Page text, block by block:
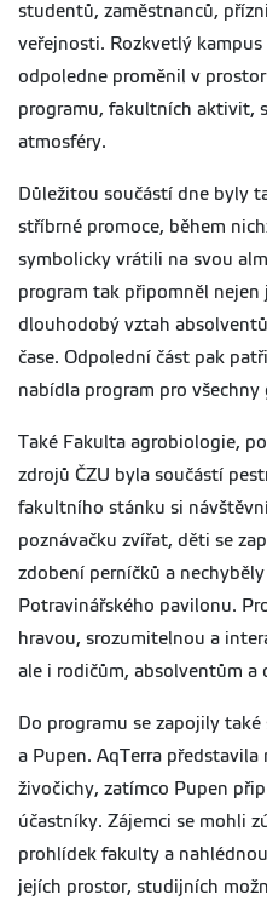
studentů, zaměstnanců,
veřejnosti. Rozkvetlý kampus
odpoledne proměnil v
programu, fakultních aktivit,
atmosféry.
Důležitou součástí dne byly
stříbrné promoce, během
symbolicky vrátili na svou
program tak připomněl
dlouhodobý vztah
čase. Odpolední část pak
nabídla program pro všechny
Také Fakulta agrobiologie,
zdrojů ČZU byla součástí
fakultního stánku si
poznávačku zvířat, děti se
zdobení perníčků a
Potravinářského pavilonu.
hravou, srozumitelnou a
ale i rodičům, absolventům a
Do programu se zapojily
a Pupen. AqTerra
živočichy, zatímco Pupen
účastníky. Zájemci se mohli
prohlídek fakulty a
jejích prostor, studijních